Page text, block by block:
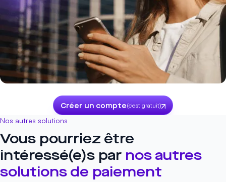
Créer un compte(c'est gratuit)
Nos autres solutions
Vous pourriez être
intéressé(e)s par nos autres
solutions de paiement